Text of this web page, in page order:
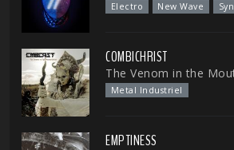
Electro New Wave
COMBICHRIST
The Venom in the
Metal Industriel
EMPTINESS